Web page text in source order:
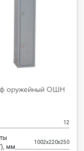
оружейный ОШН
12
мм
1002x220x250